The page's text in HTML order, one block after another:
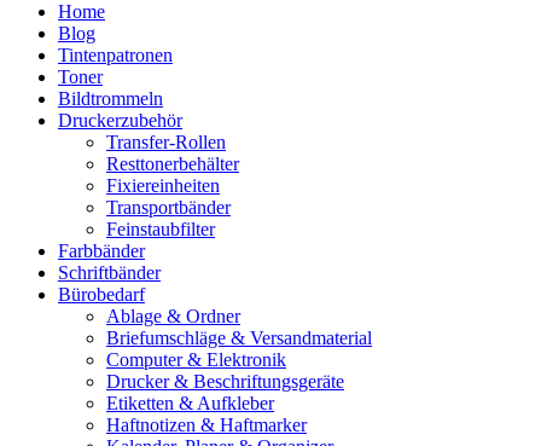
Home
Blog
Tintenpatronen
Toner
Bildtrommeln
Druckerzubehör
Transfer-Rollen
Resttonerbehälter
Fixiereinheiten
Transportbänder
Feinstaubfilter
Farbbänder
Schriftbänder
Bürobedarf
Ablage & Ordner
Briefumschläge & Versandmaterial
Computer & Elektronik
Drucker & Beschriftungsgeräte
Etiketten & Aufkleber
Haftnotizen & Haftmarker